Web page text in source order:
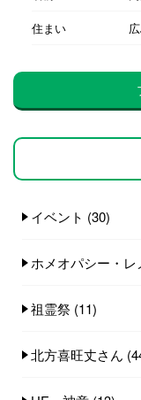
住まい
イベント (30)
ホメオパシー・レ
祖霊祭 (11)
北方喜旺丈さん